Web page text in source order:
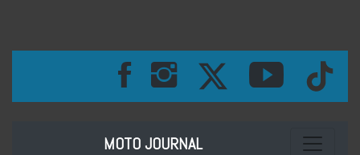
MOTO JOURNAL Toggle